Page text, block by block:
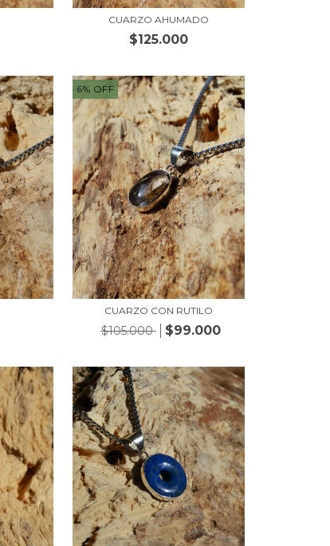
CUARZO AHUMADO
$125.000
6% OFF
CUARZO CON RUTILO
$105.000 $99.000